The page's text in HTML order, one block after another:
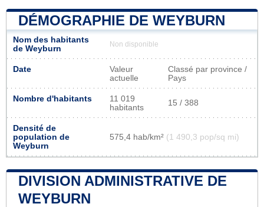
DÉMOGRAPHIE DE WEYBURN
Nom des habitants
de Weyburn
Non disponible
Date
Valeur
actuelle
Classé par province /
Pays
Nombre d'habitants
11 019
habitants
15 / 388
Densité de
population de
Weyburn
575,4 hab/km² (1 490,3 pop/sq mi)
DIVISION ADMINISTRATIVE DE
WEYBURN